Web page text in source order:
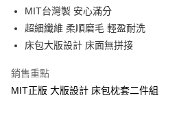
街口支付
悠遊付
Google Pay
ATM付款
MIT台灣製 安心滿分
超細纖維 柔順磨毛 輕盈耐洗
床包大版設計 床面無拼接
銷售重點
MIT正版 大版設計 床包枕套二件組